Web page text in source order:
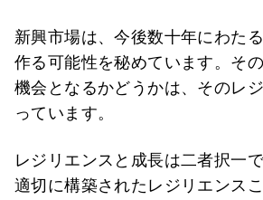
新興市場は、今後数十年にわた
作る可能性を秘めています。そ
機会となるかどうかは、そのレ
っています。
レジリエンスと成長は二者択一
適切に構築されたレジリエンス